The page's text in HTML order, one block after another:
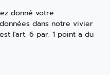
donné votre
dans notre vivier
l'art. 6 par. 1 point a du